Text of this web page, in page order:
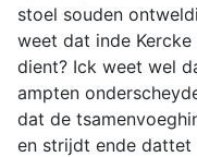
stoel souden
weet dat inde
dient? Ick weet wel
ampten
dat de
en strijdt ende dattet